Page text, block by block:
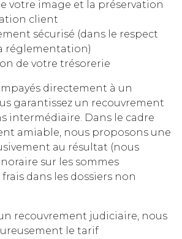
votre image et la préservation
client
sécurisé (dans le respect
réglementation)
de votre trésorerie
directement à un
garantissez un recouvrement
intermédiaire. Dans le cadre
amiable, nous proposons une
au résultat (nous
sur les sommes
frais dans les dossiers non
recouvrement judiciaire, nous
le tarif